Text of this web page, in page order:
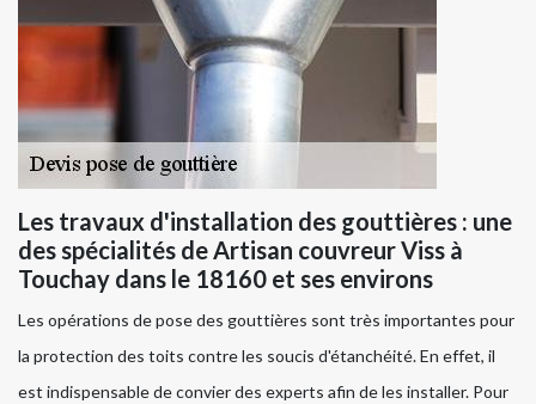
Les travaux d'installation des gouttières : une
des spécialités de Artisan couvreur Viss à
Touchay dans le 18160 et ses environs
Les opérations de pose des gouttières sont très importantes pour
la protection des toits contre les soucis d'étanchéité. En effet, il
est indispensable de convier des experts afin de les installer. Pour